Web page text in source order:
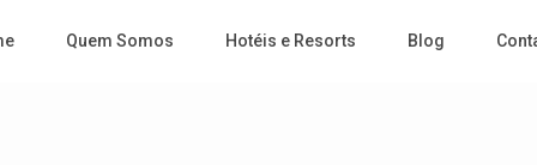
Quem Somos Hotéis e Resorts Blog